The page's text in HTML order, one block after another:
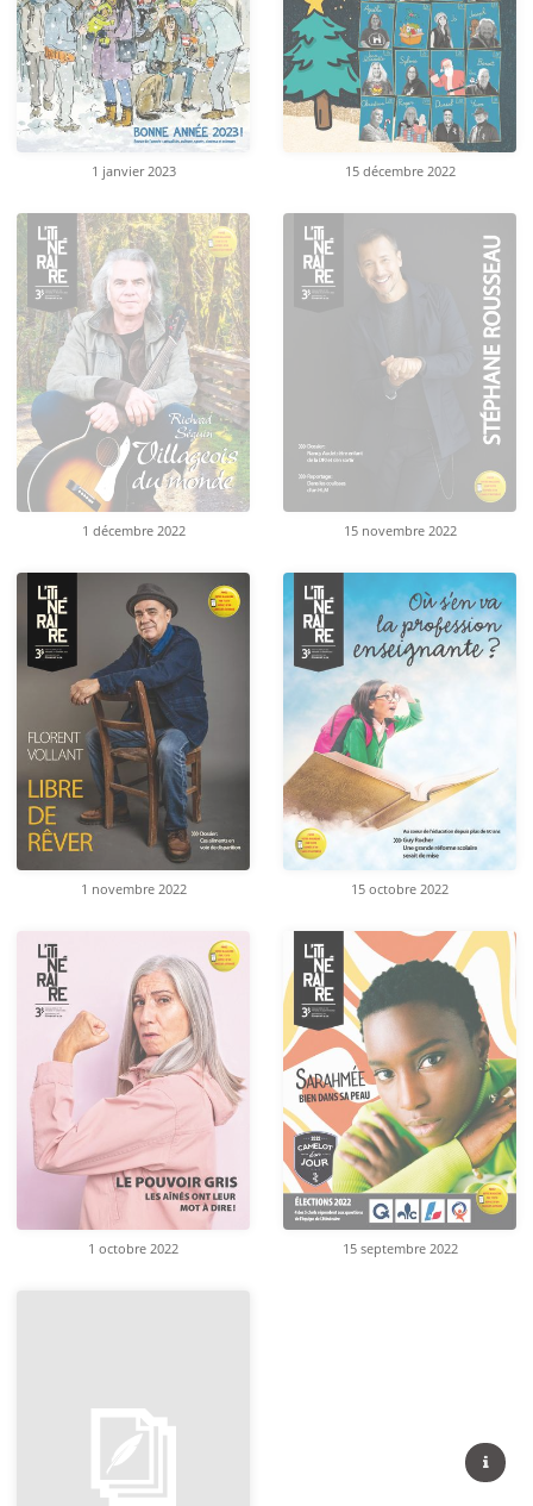
1 janvier 2023 15 décembre 2022
1 décembre 2022 15 novembre 2022
1 novembre 2022 15 octobre 2022
1 octobre 2022 15 septembre 2022